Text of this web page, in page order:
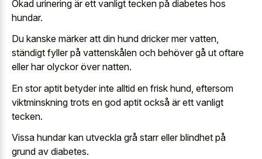
Ökad urinering är ett vanligt tecken på diabetes hos
hundar.
Du kanske märker att din hund dricker mer vatten,
ständigt fyller på vattenskålen och behöver gå ut oftare
eller har olyckor över natten.
En stor aptit betyder inte alltid en frisk hund, eftersom
viktminskning trots en god aptit också är ett vanligt
tecken.
Vissa hundar kan utveckla grå starr eller blindhet på
grund av diabetes.